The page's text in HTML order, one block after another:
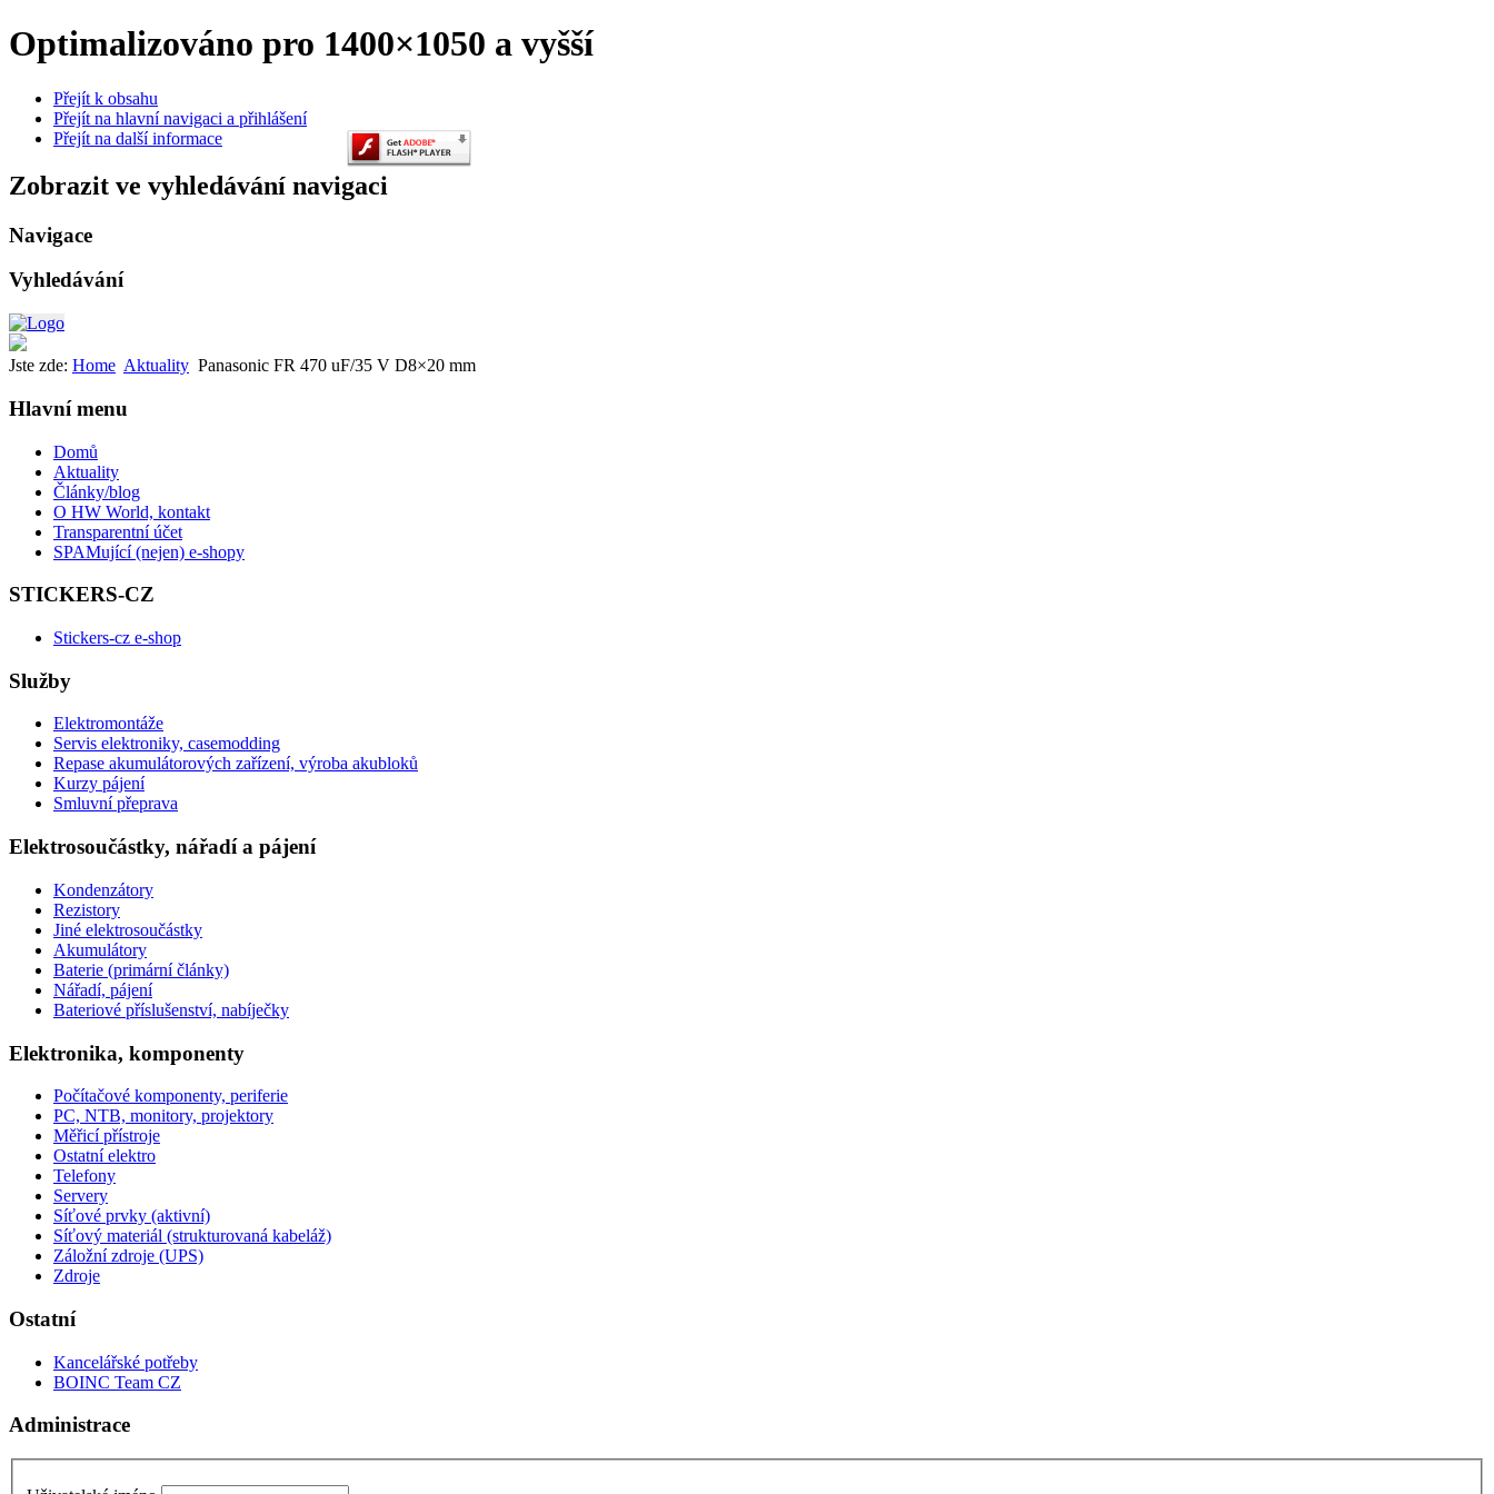
Optimalizováno pro 1400×1050 a vyšší
Přejít k obsahu
Přejít na hlavní navigaci a přihlášení
Přejít na další informace
Zobrazit ve vyhledávání navigaci
Navigace
Vyhledávání
Jste zde: Home Aktuality Panasonic FR 470 uF/35 V D8×20 mm
Hlavní menu
Domů
Aktuality
Články/blog
O HW World, kontakt
Transparentní účet
SPAMující (nejen) e-shopy
STICKERS-CZ
Stickers-cz e-shop
Služby
Elektromontáže
Servis elektroniky, casemodding
Repase akumulátorových zařízení, výroba akubloků
Kurzy pájení
Smluvní přeprava
Elektrosoučástky, nářadí a pájení
Kondenzátory
Rezistory
Jiné elektrosoučástky
Akumulátory
Baterie (primární články)
Nářadí, pájení
Bateriové příslušenství, nabíječky
Elektronika, komponenty
Počítačové komponenty, periferie
PC, NTB, monitory, projektory
Měřicí přístroje
Ostatní elektro
Telefony
Servery
Síťové prvky (aktivní)
Síťový materiál (strukturovaná kabeláž)
Záložní zdroje (UPS)
Zdroje
Ostatní
Kancelářské potřeby
BOINC Team CZ
Administrace